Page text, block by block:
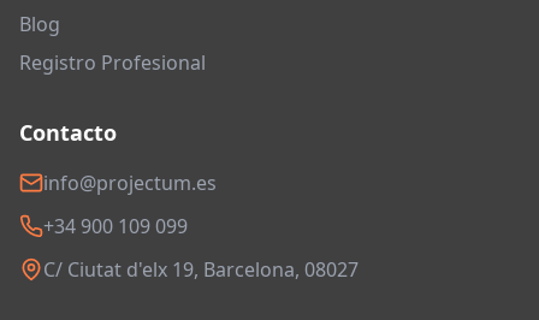
Blog
Registro Profesional
Contacto
info@projectum.es
+34 900 109 099
C/ Ciutat d'elx 19, Barcelona, 08027